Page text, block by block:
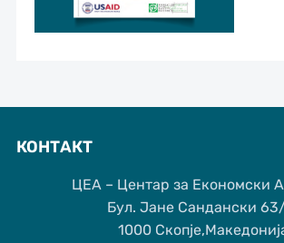
КОНТАКТ
ЦЕА – Центар за Економски
Бул. Јане Сандански
1000